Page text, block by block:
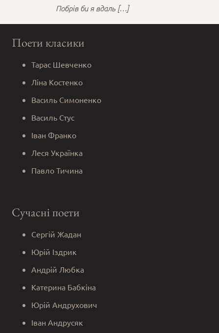
Побрів би я вдаль […]
Поети класики
Тарас Шевченко
Ліна Костенко
Василь Симоненко
Василь Стус
Іван Франко
Леся Українка
Павло Тичина
Сучасні поети
Сергій Жадан
Юрій Іздрик
Андрій Любка
Катерина Бабкіна
Юрій Андрухович
Іван Андрусяк